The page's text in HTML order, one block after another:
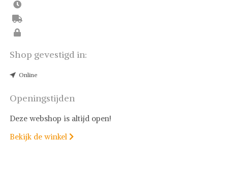
Shop gevestigd in:
Online
Openingstijden
Deze webshop is altijd open!
Bekijk de winkel 